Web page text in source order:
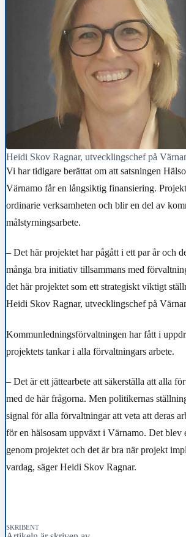
Heidi Skov Ragnar, utvecklingschef på
Vi har tidigare berättat om att satsningen
Värnamo får en långsiktig finansiering.
ordinarie verksamheten och blir en del av
målstyrningsarbete.
– Det här projektet har pågått i ett par år och
många bra initiativ tillsammans med
det här projektet som ett strategiskt viktigt
Heidi Skov Ragnar, utvecklingschef på
Kommunledningsförvaltningen har fått i
projektets tankar i alla förvaltningars arbete.
– Det är ett jättearbete att säkerställa att alla
med de här frågorna. Men politikernas
signal för alla förvaltningar att veta att deras
för en hälsosam uppväxt i Värnamo. Det blev
genom projektet och det är bra när projekt
vardag, säger Heidi Skov Ragnar.
SKRIBENT